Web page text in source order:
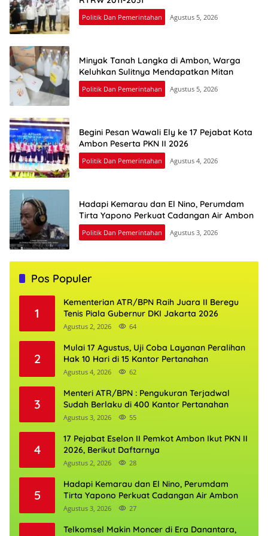
Politik Dan Pemerintahan Agustus 5, 2026
Minyak Tanah Langka di Ambon, Warga
Keluhkan Sulitnya Mendapatkan Mitan
Politik Dan Pemerintahan Agustus 5, 2026
Begini Pesan Wawali Ely ke 17 Pejabat Kota
Ambon Peserta PKN II 2026
Politik Dan Pemerintahan Agustus 4, 2026
Hadapi Kemarau dan El Nino, Perumdam
Tirta Yapono Perkuat Cadangan Air Ambon
Politik Dan Pemerintahan Agustus 3, 2026
Pos Populer
1
Kementerian ATR/BPN Raih Juara II Beregu
Tenis Piala Gubernur DKI Jakarta 2026
Agustus 2, 2026 64
2
Mulai 17 Agustus, Uji Coba Layanan Peralihan
Hak 10 Hari di 15 Kantor Pertanahan
Agustus 4, 2026 62
3
Menteri ATR/BPN : Pengukuran Terjadwal
Sudah Berlaku di 400 Kantor Pertanahan
Agustus 3, 2026 55
4
17 Pejabat Eselon II Pemkot Ambon Ikut PKN II
2026, Berikut Daftarnya
Agustus 2, 2026 28
5
Hadapi Kemarau dan El Nino, Perumdam
Tirta Yapono Perkuat Cadangan Air Ambon
Agustus 3, 2026 27
Telkomsel Makin Moncer di Era Danantara,